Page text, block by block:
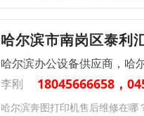
哈尔滨市南岗区泰利
哈尔滨办公设备供应商，哈
李刚
18045666658，
哈尔滨奔图打印机售后维修在哪